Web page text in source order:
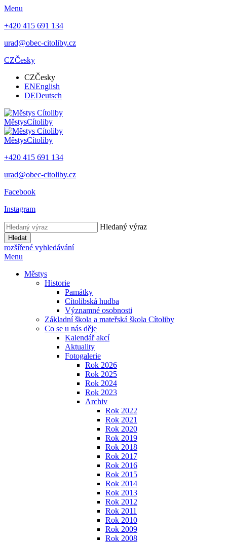
Menu
+420 415 691 134
urad@obec-citoliby.cz
CZČesky
CZČesky
ENEnglish
DEDeutsch
MěstysCítoliby
MěstysCítoliby
+420 415 691 134
urad@obec-citoliby.cz
Facebook
Instagram
Hledaný výraz
Hledat
rozšířené vyhledávání
Menu
Městys
Historie
Památky
Cítolibská hudba
Významné osobnosti
Základní škola a mateřská škola Cítoliby
Co se u nás děje
Kalendář akcí
Aktuality
Fotogalerie
Rok 2026
Rok 2025
Rok 2024
Rok 2023
Archiv
Rok 2022
Rok 2021
Rok 2020
Rok 2019
Rok 2018
Rok 2017
Rok 2016
Rok 2015
Rok 2014
Rok 2013
Rok 2012
Rok 2011
Rok 2010
Rok 2009
Rok 2008